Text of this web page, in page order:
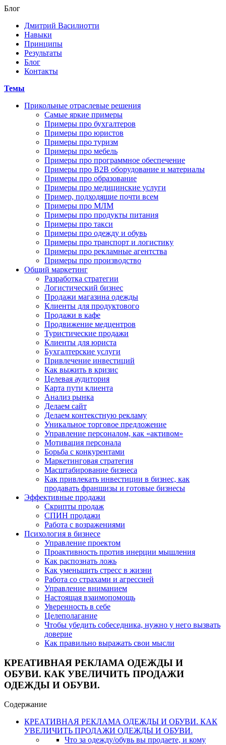
Блог
Дмитрий Василиотти
Навыки
Принципы
Результаты
Блог
Контакты
Темы
Прикольные отраслевые решения
Самые яркие примеры
Примеры про бухгалтеров
Примеры про юристов
Примеры про туризм
Примеры про мебель
Примеры про программное обеспечение
Примеры про В2В оборудование и материалы
Примеры про образование
Примеры про медицинские услуги
Пример, подходящие почти всем
Примеры про МЛМ
Примеры про продукты питания
Примеры про такси
Примеры про одежду и обувь
Примеры про транспорт и логистику
Примеры про рекламные агентства
Примеры про производство
Общий маркетинг
Разработка стратегии
Логистический бизнес
Продажи магазина одежды
Клиенты для продуктового
Продажи в кафе
Продвижение медцентров
Туристические продажи
Клиенты для юриста
Бухгалтерские услуги
Привлечение инвестиций
Как выжить в кризис
Целевая аудитория
Карта пути клиента
Анализ рынка
Делаем сайт
Делаем контекстную рекламу
Уникальное торговое предложение
Управление персоналом, как «активом»
Мотивация персонала
Борьба с конкурентами
Маркетинговая стратегия
Масштабирование бизнеса
Как привлекать инвестиции в бизнес, как
продавать франшизы и готовые бизнесы
Эффективные продажи
Скрипты продаж
СПИН продажи
Работа с возражениями
Психология в бизнесе
Управление проектом
Проактивность против инерции мышления
Как распознать ложь
Как уменьшить стресс в жизни
Работа со страхами и агрессией
Управление вниманием
Настоящая взаимопомощь
Уверенность в себе
Целеполагание
Чтобы убедить собеседника, нужно у него вызвать
доверие
Как правильно выражать свои мысли
КРЕАТИВНАЯ РЕКЛАМА ОДЕЖДЫ И
ОБУВИ. КАК УВЕЛИЧИТЬ ПРОДАЖИ
ОДЕЖДЫ И ОБУВИ.
Содержание
КРЕАТИВНАЯ РЕКЛАМА ОДЕЖДЫ И ОБУВИ. КАК
УВЕЛИЧИТЬ ПРОДАЖИ ОДЕЖДЫ И ОБУВИ.
Что за одежду/обувь вы продаете, и кому